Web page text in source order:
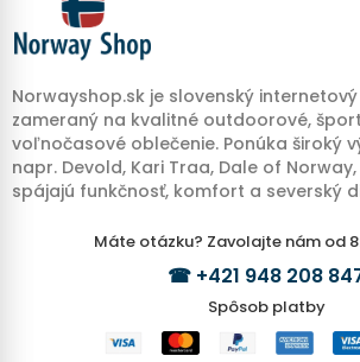
Norwayshop.sk je slovenský
zameraný na kvalitné outdoorové,
voľnočasové oblečenie. Ponúka široký
napr. Devold, Kari Traa, Dale of
spájajú funkčnosť, komfort a severský
Máte otázku? Zavolajte nám od
☎ +421 948 208
Spôsob platby